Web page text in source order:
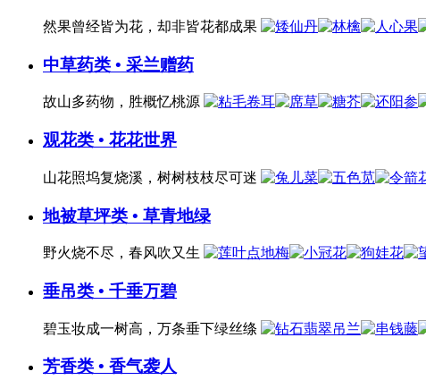
然果曾经皆为花，却非皆花都成果
中草药类 • 采兰赠药
故山多药物，胜概忆桃源
观花类 • 花花世界
山花照坞复烧溪，树树枝枝尽可迷
地被草坪类 • 草青地绿
野火烧不尽，春风吹又生
垂吊类 • 千垂万碧
碧玉妆成一树高，万条垂下绿丝绦
芳香类 • 香气袭人